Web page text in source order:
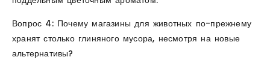
Вопрос 4: Почему магазины для животных по-прежнему
хранят столько глиняного мусора, несмотря на новые
альтернативы?